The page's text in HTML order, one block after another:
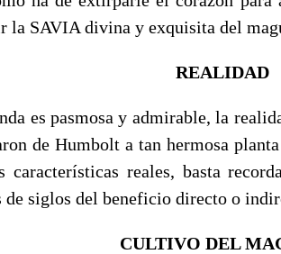
la SAVIA divina y exquisita del
REALIDAD
es pasmosa y admirable, la
de Humbolt a tan hermosa
características reales, basta
siglos del beneficio directo o
CULTIVO DEL